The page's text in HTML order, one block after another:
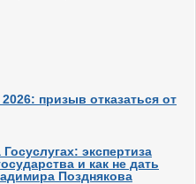
призыв отказаться от
экспертиза
и как не дать
Позднякова